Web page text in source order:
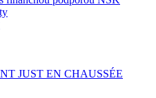
JUST EN CHAUSSÉE